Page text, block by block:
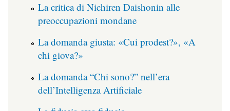
La critica di Nichiren Daishonin alle
preoccupazioni mondane
La domanda giusta: «Cui prodest?», «A
chi giova?»
La domanda “Chi sono?” nell’era
dell’Intelligenza Artificiale